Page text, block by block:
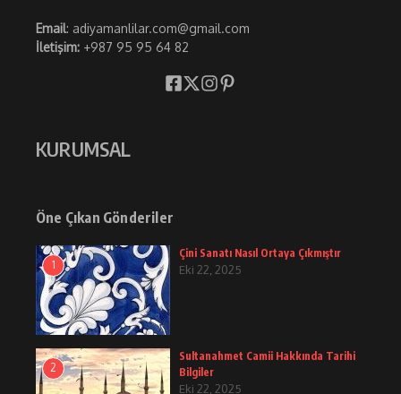
Email: adiyamanlilar.com@gmail.com
İletişim: +987 95 95 64 82
KURUMSAL
Öne Çıkan Gönderiler
1
Çini Sanatı Nasıl Ortaya Çıkmıştır
Eki 22, 2025
2
Sultanahmet Camii Hakkında Tarihi
Bilgiler
Eki 22, 2025